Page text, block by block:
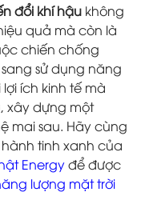
đổi khí hậu không
quả mà còn là
chiến chống
sử dụng năng
ích kinh tế mà
xây dựng một
mai sau. Hãy cùng
tinh xanh của
Energyđể được
lượng mặt trời